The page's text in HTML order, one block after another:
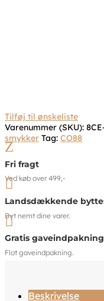
Tilføj til ønskeliste
Varenummer (SKU):
smykker Tag: CO88
Z
Fri fragt
Ved køb over 499,-

Landsdækkende
Byt nemt dine varer.

Gratis
Flot gaveindpakning.
Beskrivelse